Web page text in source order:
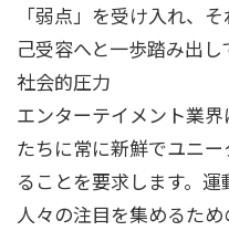
「弱点」を受け入れ、
己受容へと一歩踏み出し
社会的圧力
エンターテイメント業
たちに常に新鮮でユニ
ることを要求します。運
人々の注目を集めるため